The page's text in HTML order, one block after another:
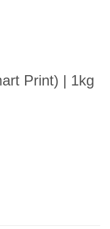
Print) | 1kg